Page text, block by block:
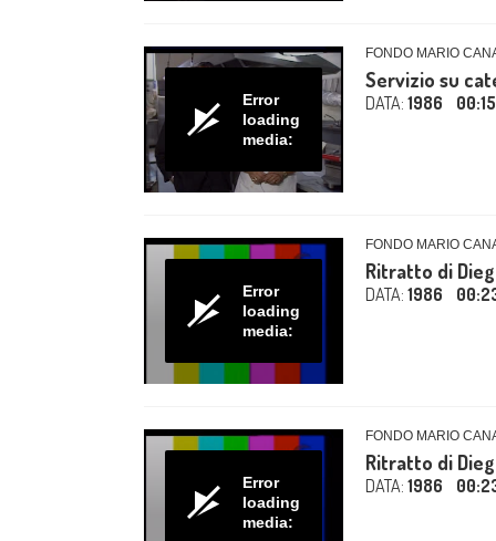
Error
loading
media:
FONDO MARIO
Servizio su
DATA: 1986
Error
loading
media:
FONDO MARIO
Ritratto di
DATA: 1986
Error
loading
media:
FONDO MARIO
Ritratto di
DATA: 1986